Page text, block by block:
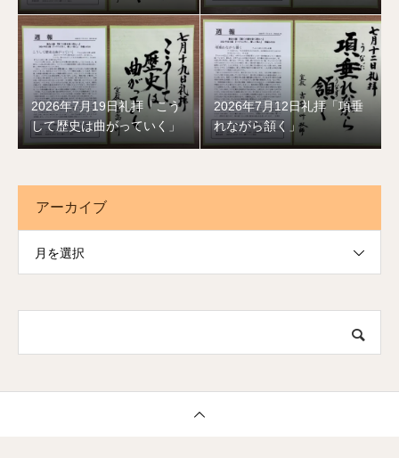
2026年7月19日礼拝「こう
して歴史は曲がっていく」
2026年7月12日礼拝「項垂
れながら頷く」
アーカイブ
月を選択